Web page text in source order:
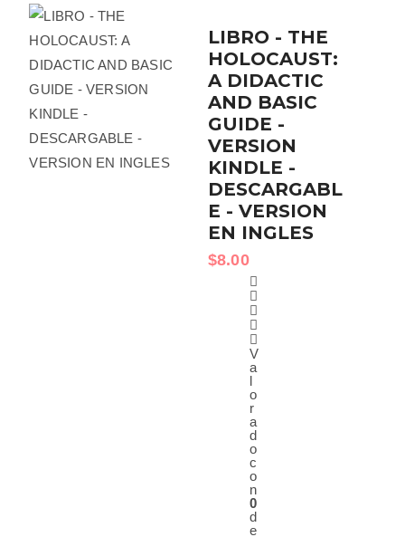
LIBRO - THE
HOLOCAUST:
A DIDACTIC
AND BASIC
GUIDE -
VERSION
KINDLE -
DESCARGABL
E - VERSION
EN INGLES
$8.00
V
a
l
o
r
a
d
o
c
o
n
0
d
e